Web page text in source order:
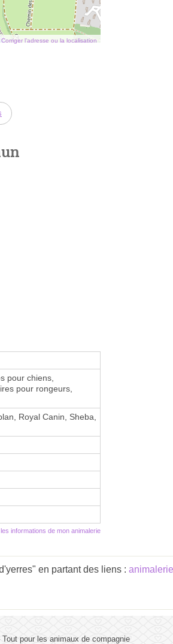
Corriger l’adresse ou la localisation
pour chiens,
pour rongeurs,
Royal Canin, Sheba,
informations de mon animalerie
en partant des liens :
pour les animaux de compagnie